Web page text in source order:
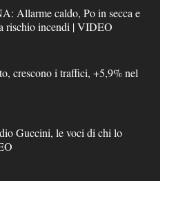
Allarme caldo, Po in secca e
rischio incendi | VIDEO
crescono i traffici, +5,9% nel
Guccini, le voci di chi lo